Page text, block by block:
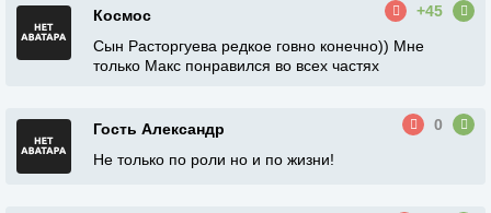
Космос
+45
Сын Расторгуева редкое говно конечно)) Мне
только Макс понравился во всех частях
Гость Александр
0
Не только по роли но и по жизни!